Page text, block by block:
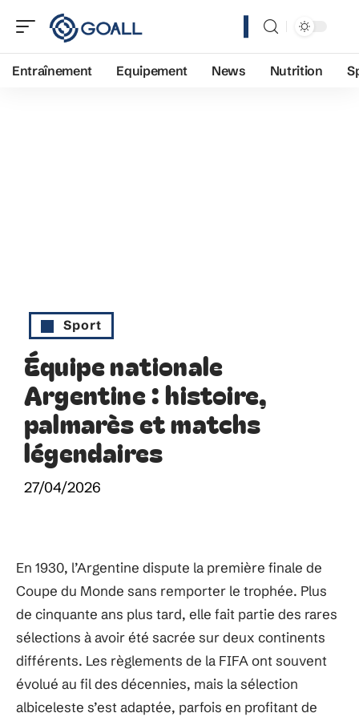
Entraînement Equipement News Nutrition
Sport
Équipe nationale
Argentine : histoire,
palmarès et matchs
légendaires
27/04/2026
En 1930, l’Argentine dispute la première finale de
Coupe du Monde sans remporter le trophée. Plus
de cinquante ans plus tard, elle fait partie des rares
sélections à avoir été sacrée sur deux continents
différents. Les règlements de la FIFA ont souvent
évolué au fil des décennies, mais la sélection
albiceleste s’est adaptée, parfois en profitant de